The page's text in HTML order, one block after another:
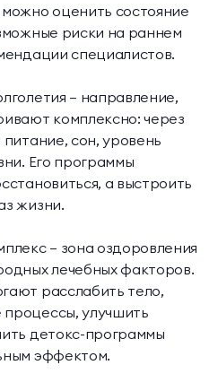
оценить состояние
риски на раннем
специалистов.
— направление,
комплексно: через
сон, уровень
Его программы
а выстроить
жизни.
— зона оздоровления
лечебных факторов.
расслабить тело,
улучшить
детокс-программы
эффектом.